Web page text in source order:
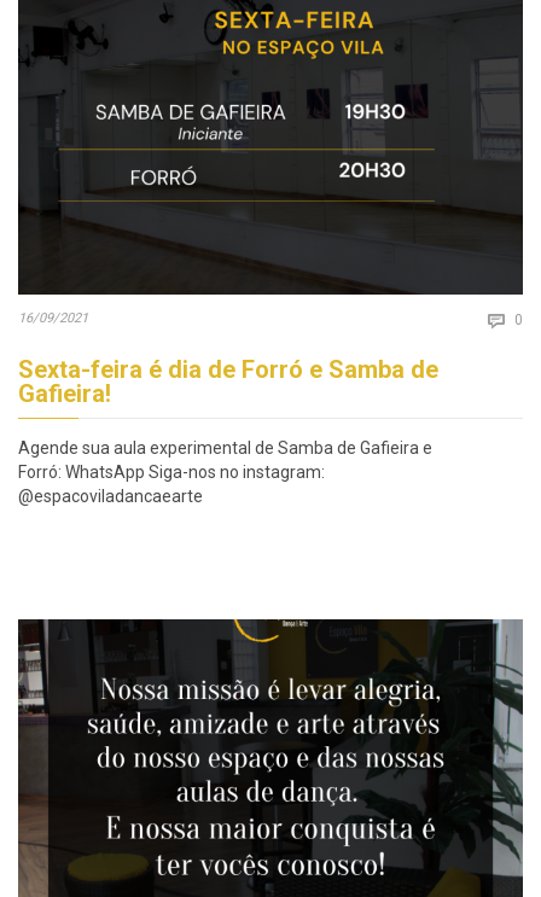
16/09/2021  0
Sexta-feira é dia de Forró e Samba de
Gafieira!
Agende sua aula experimental de Samba de Gafieira e
Forró: WhatsApp Siga-nos no instagram:
@espacoviladancaearte